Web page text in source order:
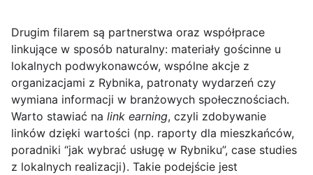
Drugim filarem są partnerstwa oraz współprace
linkujące w sposób naturalny: materiały gościnne u
lokalnych podwykonawców, wspólne akcje z
organizacjami z Rybnika, patronaty wydarzeń czy
wymiana informacji w branżowych społecznościach.
Warto stawiać na link earning, czyli zdobywanie
linków dzięki wartości (np. raporty dla mieszkańców,
poradniki “jak wybrać usługę w Rybniku”, case studies
z lokalnych realizacji). Takie podejście jest